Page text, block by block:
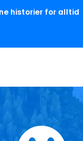
historier for alltid